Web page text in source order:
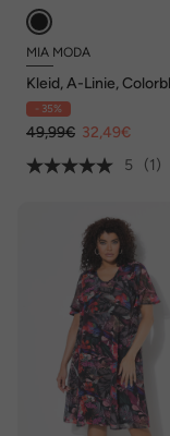
MIA MODA
Kleid, A-Linie,
mit Animalprint
- 35%
49,99€ 32,49€
5
(1)